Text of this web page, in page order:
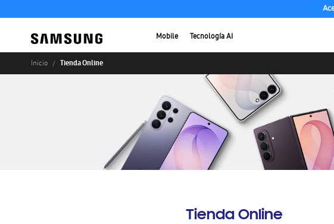
Mobile Tecnología AI
Inicio Tienda Online
Tienda Online